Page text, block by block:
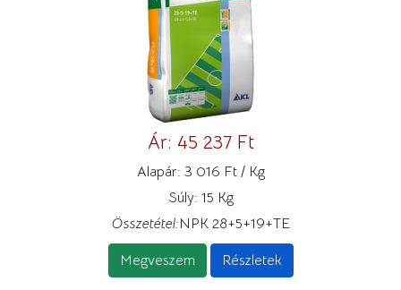
Ár: 45 237 Ft
Alapár: 3 016 Ft / Kg
Súly: 15 Kg
Összetétel:NPK 28+5+19+TE
Megveszem Részletek